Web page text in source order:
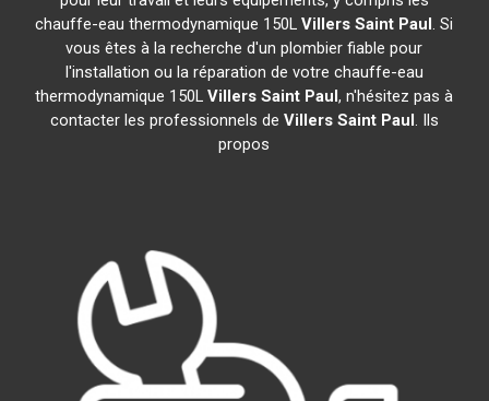
chauffe-eau thermodynamique 150LVillers Saint Paul. Si
vous êtes à la recherche d'un plombier fiable pour
l'installation ou la réparation de votre chauffe-eau
thermodynamique 150LVillers Saint Paul, n'hésitez pas à
contacter les professionnels de Villers Saint Paul. Ils
propos